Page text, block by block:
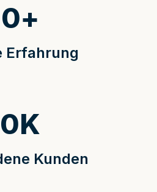
Erfahrung
0+
Kunden
0K